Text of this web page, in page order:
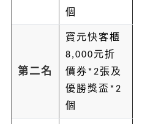
個
第二名
寶元快客櫃
8,000元折
價券*2張及
優勝獎盃 *2
個